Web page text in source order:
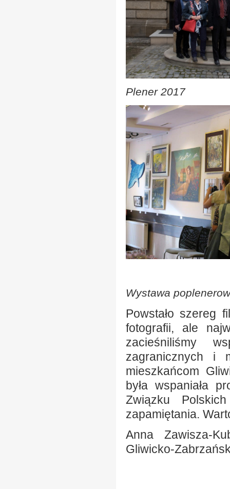
Plener 2017
Wystawa
Powstało szereg
fotografii, ale
zacieśniliśmy
zagranicznych i
mieszkańcom
była wspaniała
Związku
zapamiętania.
Anna Zawisza-
Gliwicko-